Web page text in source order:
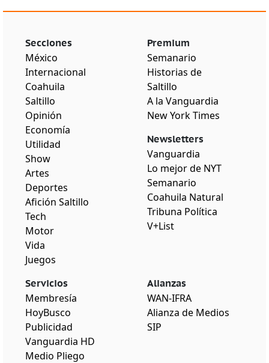
Secciones
México
Internacional
Coahuila
Saltillo
Opinión
Economía
Utilidad
Show
Artes
Deportes
Afición Saltillo
Tech
Motor
Vida
Juegos
Premium
Semanario
Historias de
Saltillo
A la Vanguardia
New York Times
Newsletters
Vanguardia
Lo mejor de NYT
Semanario
Coahuila Natural
Tribuna Política
V+List
Servicios
Membresía
HoyBusco
Publicidad
Vanguardia HD
Medio Pliego
Alianzas
WAN-IFRA
Alianza de Medios
SIP